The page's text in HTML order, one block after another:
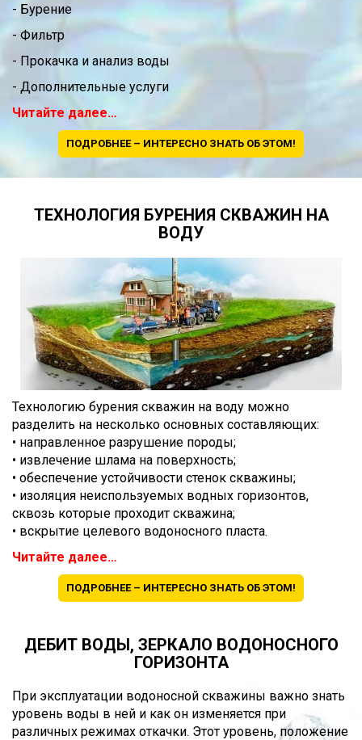
- Бурение
- Фильтр
- Прокачка и анализ воды
- Дополнительные услуги
Читайте далее…
ПОДРОБНЕЕ – ИНТЕРЕСНО ЗНАТЬ ОБ ЭТОМ!
ТЕХНОЛОГИЯ БУРЕНИЯ СКВАЖИН НА
ВОДУ
Технологию бурения скважин на воду можно
разделить на несколько основных составляющих:
• направленное разрушение породы;
• извлечение шлама на поверхность;
• обеспечение устойчивости стенок скважины;
• изоляция неиспользуемых водных горизонтов,
сквозь которые проходит скважина;
• вскрытие целевого водоносного пласта.
Читайте далее…
ПОДРОБНЕЕ – ИНТЕРЕСНО ЗНАТЬ ОБ ЭТОМ!
ДЕБИТ ВОДЫ, ЗЕРКАЛО ВОДОНОСНОГО
ГОРИЗОНТА
При эксплуатации водоносной скважины важно знать
уровень воды в ней и как он изменяется при
различных режимах откачки. Этот уровень, положение